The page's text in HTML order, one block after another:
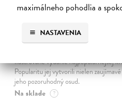
maximálneho pohodlia a
NASTAVENIA
Ilustrovaná stručná
Ilustrované vydanie najpopulárnejšej
Popularitu jej vytvorili nielen
jeho pozoruhodný osud.
Na sklade ?